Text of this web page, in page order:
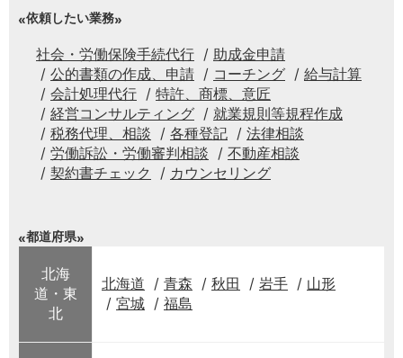
依頼したい業務
社会・労働保険手続代行
助成金申請
公的書類の作成、申請
コーチング
給与計算
会計処理代行
特許、商標、意匠
経営コンサルティング
就業規則等規程作成
税務代理、相談
各種登記
法律相談
労働訴訟・労働審判相談
不動産相談
契約書チェック
カウンセリング
都道府県
北海
道・東
北
北海道 青森 秋田 岩手
山形
宮城
福島